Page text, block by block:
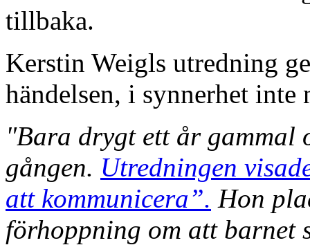
tillbaka.
Kerstin Weigls utredning
händelsen, i synnerhet inte
"Bara drygt ett år gammal
gången. Utredningen
att kommunicera”. Hon
förhoppning om att barnet